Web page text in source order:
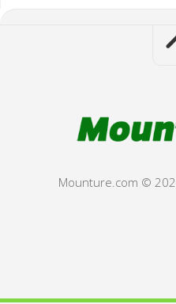
Mounture.com ©